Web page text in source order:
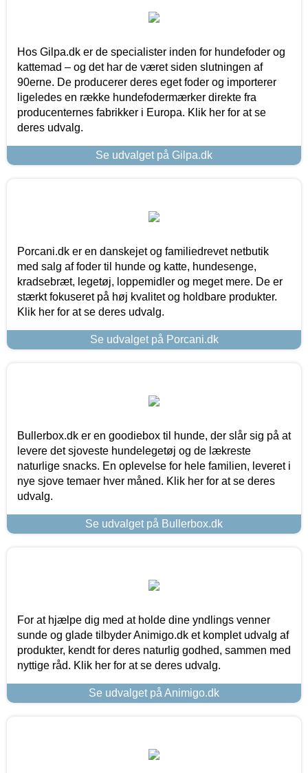
Hos Gilpa.dk er de specialister inden for hundefoder og
kattemad – og det har de været siden slutningen af
90erne. De producerer deres eget foder og importerer
ligeledes en række hundefodermærker direkte fra
producenternes fabrikker i Europa. Klik her for at se
deres udvalg.
Se udvalget på Gilpa.dk
Porcani.dk er en danskejet og familiedrevet netbutik
med salg af foder til hunde og katte, hundesenge,
kradsebræt, legetøj, loppemidler og meget mere. De er
stærkt fokuseret på høj kvalitet og holdbare produkter.
Klik her for at se deres udvalg.
Se udvalget på Porcani.dk
Bullerbox.dk er en goodiebox til hunde, der slår sig på at
levere det sjoveste hundelegetøj og de lækreste
naturlige snacks. En oplevelse for hele familien, leveret i
nye sjove temaer hver måned. Klik her for at se deres
udvalg.
Se udvalget på Bullerbox.dk
For at hjælpe dig med at holde dine yndlings venner
sunde og glade tilbyder Animigo.dk et komplet udvalg af
produkter, kendt for deres naturlig godhed, sammen med
nyttige råd. Klik her for at se deres udvalg.
Se udvalget på Animigo.dk